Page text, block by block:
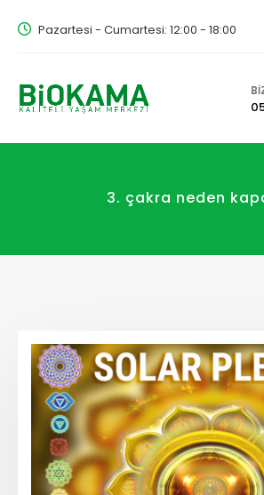
Pazartesi - Cumartesi: 12:00 - 18:00
3. çakra neden